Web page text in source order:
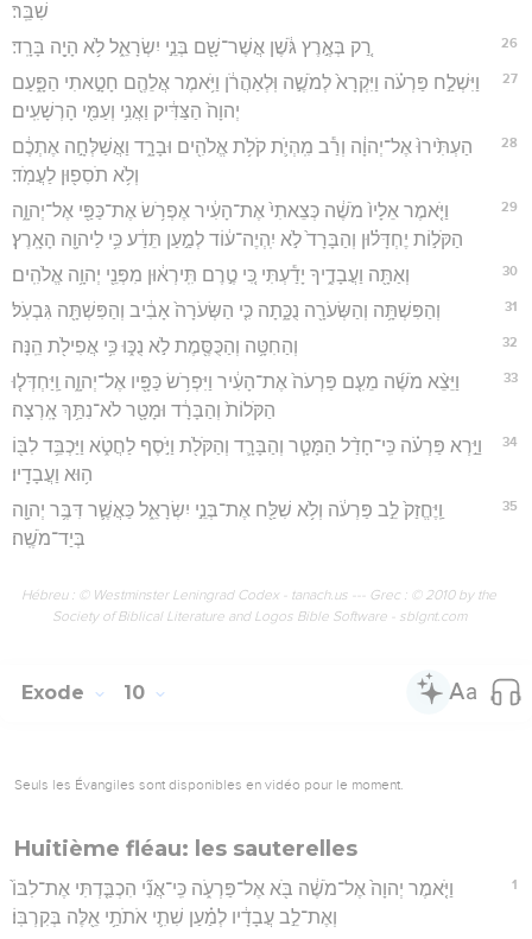
שִׁבֵּֽר׃
26 רַ֚ק בְּאֶ֣רֶץ גֹּ֔שֶׁן אֲשֶׁר־שָׁ֖ם בְּנֵ֣י יִשְׂרָאֵ֑ל לֹ֥א הָיָ֖ה בָּרָֽד׃
27
וַיִּשְׁלַ֣ח פַּרְעֹ֗ה וַיִּקְרָא֙ לְמֹשֶׁ֣ה וּֽלְאַהֲרֹ֔ן וַיֹּ֥אמֶר אֲלֵהֶ֖ם חָטָ֣אתִי הַפָּ֑עַם
יְהוָה֙ הַצַּדִּ֔יק וַאֲנִ֥י וְעַמִּ֖י הָרְשָׁעִֽים׃
28
הַעְתִּ֙ירוּ֙ אֶל־יְהוָ֔ה וְרַ֕ב מִֽהְיֹ֛ת קֹלֹ֥ת אֱלֹהִ֖ים וּבָרָ֑ד וַאֲשַׁלְּחָ֣ה אֶתְכֶ֔ם
וְלֹ֥א תֹסִפ֖וּן לַעֲמֹֽד׃
29
וַיֹּ֤אמֶר אֵלָיו֙ מֹשֶׁ֔ה כְּצֵאתִי֙ אֶת־הָעִ֔יר אֶפְרֹ֥שׂ אֶת־כַּפַּ֖י אֶל־יְהוָ֑ה
הַקֹּל֣וֹת יֶחְדָּל֗וּן וְהַבָּרָד֙ לֹ֣א יִֽהְיֶה־ע֔וֹד לְמַ֣עַן תֵּדַ֔ע כִּ֥י לַיהוָ֖ה הָאָֽרֶץ׃
30 וְאַתָּ֖ה וַעֲבָדֶ֑יךָ יָדַ֕עְתִּי כִּ֚י טֶ֣רֶם תִּֽירְא֔וּן מִפְּנֵ֖י יְהוָ֥ה אֱלֹהִֽים׃
31 וְהַפִּשְׁתָּ֥ה וְהַשְּׂעֹרָ֖ה נֻכָּ֑תָה כִּ֤י הַשְּׂעֹרָה֙ אָבִ֔יב וְהַפִּשְׁתָּ֖ה גִּבְעֹֽל׃
32 וְהַחִטָּ֥ה וְהַכֻּסֶּ֖מֶת לֹ֣א נֻכּ֑וּ כִּ֥י אֲפִילֹ֖ת הֵֽנָּה׃
33
וַיֵּצֵ֨א מֹשֶׁ֜ה מֵעִ֤ם פַּרְעֹה֙ אֶת־הָעִ֔יר וַיִּפְרֹ֥שׂ כַּפָּ֖יו אֶל־יְהוָ֑ה וַֽיַּחְדְּל֤וּ
הַקֹּלוֹת֙ וְהַבָּרָ֔ד וּמָטָ֖ר לֹא־נִתַּ֥ךְ אָֽרְצָה׃
34
וַיַּ֣רְא פַּרְעֹ֗ה כִּֽי־חָדַ֨ל הַמָּטָ֧ר וְהַבָּרָ֛ד וְהַקֹּלֹ֖ת וַיֹּ֣סֶף לַחֲטֹ֑א וַיַּכְבֵּ֥ד לִבּ֖וֹ
ה֥וּא וַעֲבָדָֽיו׃
35
וַֽיֶּחֱזַק֙ לֵ֣ב פַּרְעֹ֔ה וְלֹ֥א שִׁלַּ֖ח אֶת־בְּנֵ֣י יִשְׂרָאֵ֑ל כַּאֲשֶׁ֛ר דִּבֶּ֥ר יְהוָ֖ה
בְּיַד־מֹשֶֽׁה׃
Hébreu : © Westminster Leningrad Codex - tanach.us --- Grec : © 2010 by the
Society of Biblical Literature and Logos Bible Software - sblgnt.com
Exode 10
Seuls les Évangiles sont disponibles en vidéo pour le moment.
Huitième fléau: les sauterelles
1
וַיֹּ֤אמֶר יְהוָה֙ אֶל־מֹשֶׁ֔ה בֹּ֖א אֶל־פַּרְעֹ֑ה כִּֽי־אֲנִ֞י הִכְבַּ֤דְתִּי אֶת־לִבּוֹ֙
וְאֶת־לֵ֣ב עֲבָדָ֔יו לְמַ֗עַן שִׁתִ֛י אֹתֹתַ֥י אֵ֖לֶּה בְּקִרְבּֽוֹ׃